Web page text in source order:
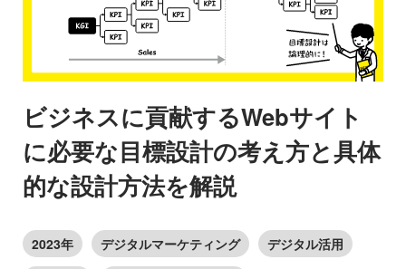
ビジネスに貢献するWebサイト
に必要な目標設計の考え方と具体
的な設計方法を解説
2023年 デジタルマーケティング
デジタル活用